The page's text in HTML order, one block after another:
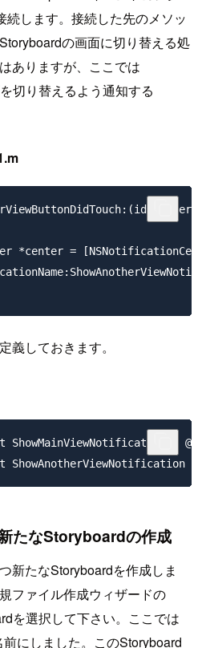
します。接続した先のメソッ
の画面に切り替える処
ありますが、ここでは
切り替えるよう通知する
*center =
義しておきます。
=
たなStoryboardの作成
新たなStoryboardを作成しま
ファイル作成ウィザードの
を選択して下さい。ここでは
にしました。このStoryboard